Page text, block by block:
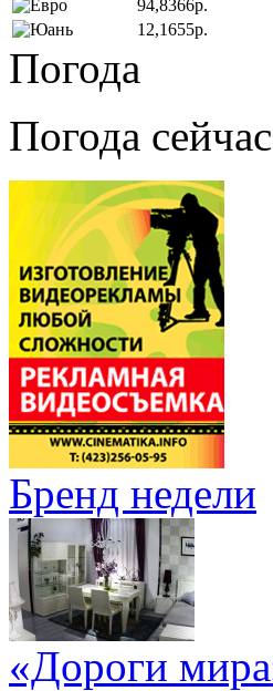
94,8366р.
12,1655р.
Погода
Погода сейчас
Бренд недели
«Дороги